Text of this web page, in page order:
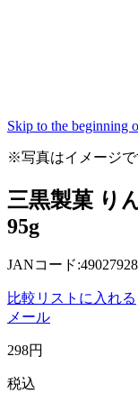
Skip to the beginning
※写真はイメージで
三黒製菓 り
95g
JANコード
比較リストに入れる
メール
298円
税込